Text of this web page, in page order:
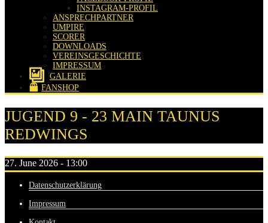
INSTAGRAM-PROFIL
ANSPRECHPARTNER
UMPIRE
SCORER
DOWNLOADS
VEREINSGESCHICHTE
IMPRESSUM
GALERIE
FANSHOP
JUGEND 9 - 23 MAIN TAUNUS
REDWINGS
27. June 2026 - 13:00
Datenschutzerklärung
Impressum